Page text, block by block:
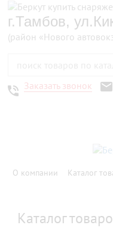
г.Тамбов,
(район «Нового
Заказать звонок
О компании Каталог
Каталог